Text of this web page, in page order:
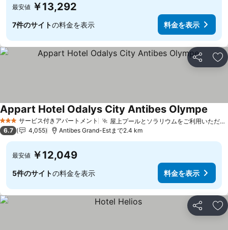
最安値 ￥13,292
7件のサイトの料金を表示 料金を表示
シェア お
3 ホテルのランク
サービス付きアパートメント 屋上プールとソラリウムをご利用いただけます
Appart Hotel Odalys City Antibes Olympe
6.7 4,055 Antibes Grand-Estまで2.4 km
最安値 ￥12,049
5件のサイトの料金を表示 料金を表示
シェア お